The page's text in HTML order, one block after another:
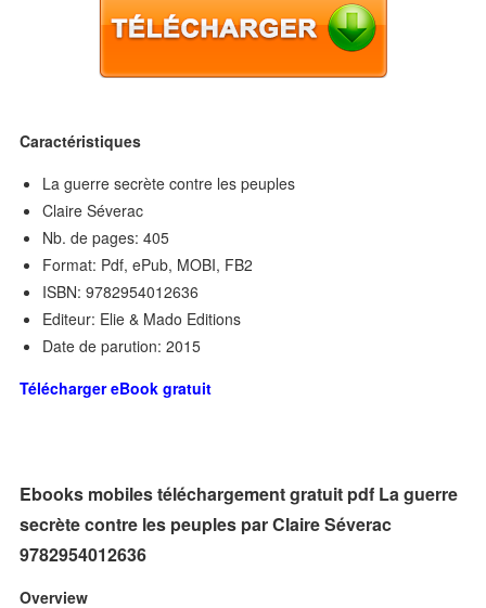
Caractéristiques
La guerre secrète contre les peuples
Claire Séverac
Nb. de pages: 405
Format: Pdf, ePub, MOBI, FB2
ISBN: 9782954012636
Editeur: Elie & Mado Editions
Date de parution: 2015
Télécharger eBook gratuit
Ebooks mobiles téléchargement gratuit pdf La guerre
secrète contre les peuples par Claire Séverac
9782954012636
Overview